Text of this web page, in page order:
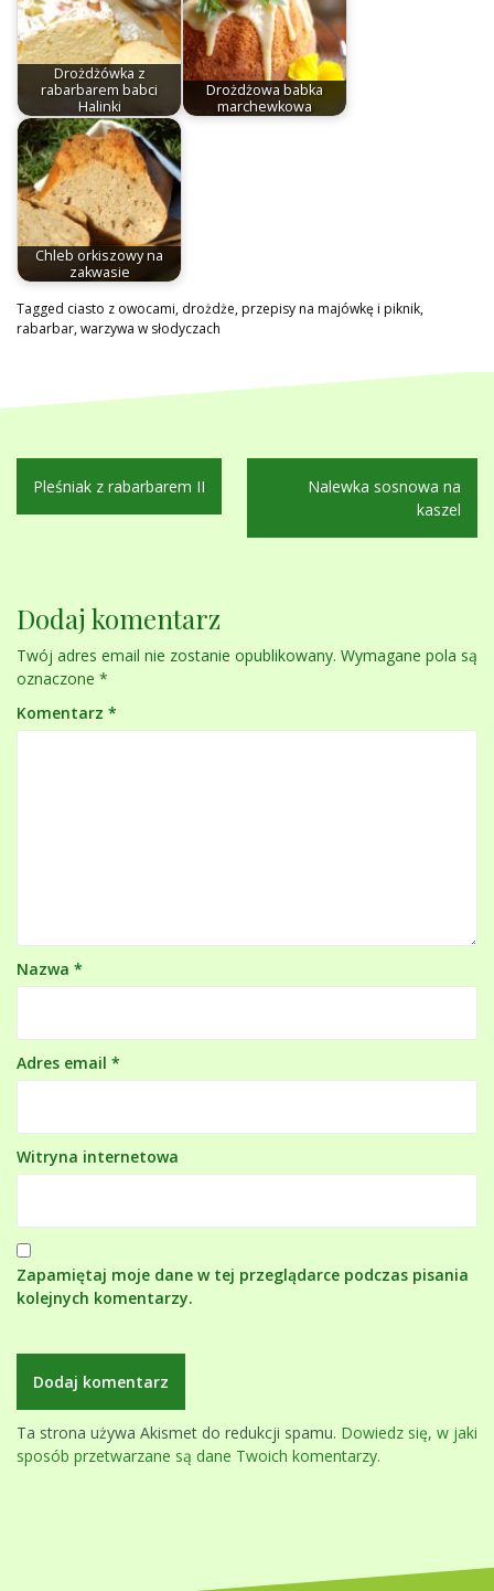
Drożdżówka z
rabarbarem babci
Halinki
Drożdżowa babka
marchewkowa
Chleb orkiszowy na
zakwasie
Tagged ciasto z owocami, drożdże,przepisy na majówkę i piknik,
rabarbar,warzywa w słodyczach
Nawigacja
wpisu
Pleśniak z rabarbarem II
Nalewka sosnowa na
kaszel
Dodaj komentarz
Twój adres email nie zostanie opublikowany. Wymagane pola są
oznaczone *
Komentarz *
Nazwa *
Adres email *
Witryna internetowa
Zapamiętaj moje dane w tej przeglądarce podczas pisania
kolejnych komentarzy.
Ta strona używa Akismet do redukcji spamu. Dowiedz się, w jaki
sposób przetwarzane są dane Twoich komentarzy.